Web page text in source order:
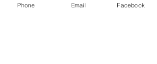
Phone Email Facebook